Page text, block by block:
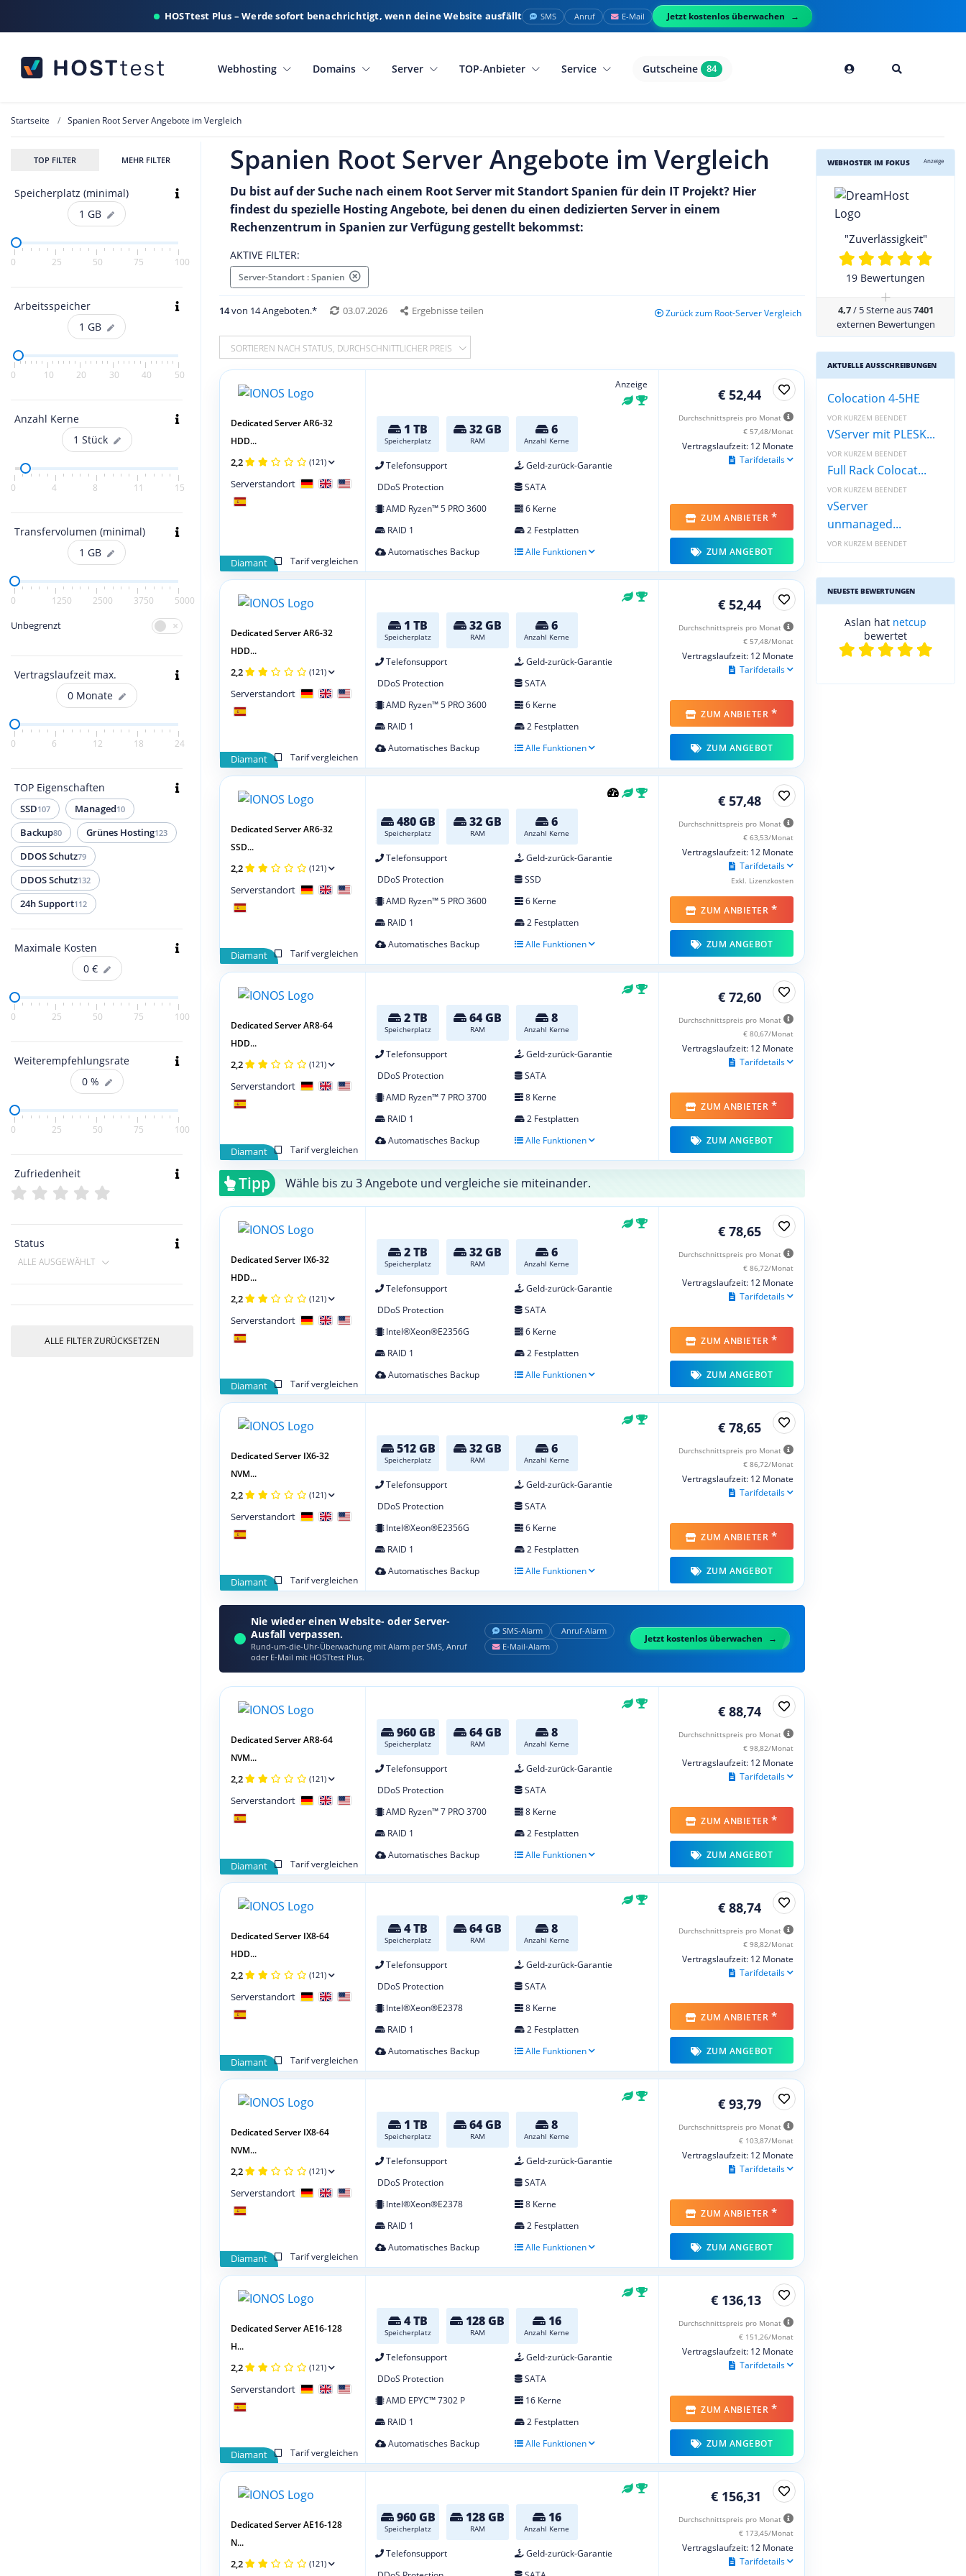
HOSTtest Plus – Werde sofort benachrichtigt, wenn deine Website ausfällt SMS Anruf E-Mail Jetzt kostenlos überwachen
Webhosting Domains Server TOP-Anbieter Service Gutscheine 84
Startseite Spanien Root Server Angebote im Vergleich
TOP FILTER MEHR FILTER
Speicherplatz (minimal)
1 GB
0 25 50 75 100
Arbeitsspeicher
1 GB
0 10 20 30 40 50
Anzahl Kerne
1 Stück
0 4 8 11 15
Transfervolumen (minimal)
1 GB
0 1250 2500 3750 5000
Unbegrenzt
Vertragslaufzeit max.
0 Monate
0 6 12 18 24
TOP Eigenschaften
SSD107 Managed10
Backup80 Grünes Hosting123
DDOS Schutz79
DDOS Schutz132
24h Support112
Maximale Kosten
0 €
0 25 50 75 100
Weiterempfehlungsrate
0 %
0 25 50 75 100
Zufriedenheit
Status
ALLE AUSGEWÄHLT
ALLE FILTER ZURÜCKSETZEN
Spanien Root Server Angebote im Vergleich
Du bist auf der Suche nach einem Root Server mit Standort Spanien für dein IT Projekt? Hier
findest du spezielle Hosting Angebote, bei denen du einen dedizierten Server in einem
Rechenzentrum in Spanien zur Verfügung gestellt bekommst:
AKTIVE FILTER:
Server-Standort : Spanien
14von 14 Angeboten.* 03.07.2026 Ergebnisse teilen Zurück zum Root-Server Vergleich
SORTIEREN NACH STATUS, DURCHSCHNITTLICHER PREIS
Anzeige
1 TB
Speicherplatz
32 GB
RAM
6
Anzahl Kerne
Telefonsupport
Geld-zurück-Garantie
DDoS Protection
SATA
AMD Ryzen™ 5 PRO 3600
6 Kerne
RAID 1
2 Festplatten
Automatisches Backup
Alle Funktionen
Diamant
Tarif vergleichen
Dedicated Server AR6-32
HDD...
2,2 (121)
Serverstandort
€ 52,44
Durchschnittspreis pro Monat
€ 57,48/Monat
Vertragslaufzeit: 12 Monate
Tarifdetails
ZUM ANBIETER *
ZUM ANGEBOT
1 TB
Speicherplatz
32 GB
RAM
6
Anzahl Kerne
Telefonsupport
Geld-zurück-Garantie
DDoS Protection
SATA
AMD Ryzen™ 5 PRO 3600
6 Kerne
RAID 1
2 Festplatten
Automatisches Backup
Alle Funktionen
Diamant
Tarif vergleichen
Dedicated Server AR6-32
HDD...
2,2 (121)
Serverstandort
€ 52,44
Durchschnittspreis pro Monat
€ 57,48/Monat
Vertragslaufzeit: 12 Monate
Tarifdetails
ZUM ANBIETER *
ZUM ANGEBOT
480 GB
Speicherplatz
32 GB
RAM
6
Anzahl Kerne
Telefonsupport
Geld-zurück-Garantie
DDoS Protection
SSD
AMD Ryzen™ 5 PRO 3600
6 Kerne
RAID 1
2 Festplatten
Automatisches Backup
Alle Funktionen
Diamant
Tarif vergleichen
Dedicated Server AR6-32
SSD...
2,2 (121)
Serverstandort
€ 57,48
Durchschnittspreis pro Monat
€ 63,53/Monat
Vertragslaufzeit: 12 Monate
Tarifdetails
Exkl. Lizenzkosten
ZUM ANBIETER *
ZUM ANGEBOT
2 TB
Speicherplatz
64 GB
RAM
8
Anzahl Kerne
Telefonsupport
Geld-zurück-Garantie
DDoS Protection
SATA
AMD Ryzen™ 7 PRO 3700
8 Kerne
RAID 1
2 Festplatten
Automatisches Backup
Alle Funktionen
Diamant
Tarif vergleichen
Dedicated Server AR8-64
HDD...
2,2 (121)
Serverstandort
€ 72,60
Durchschnittspreis pro Monat
€ 80,67/Monat
Vertragslaufzeit: 12 Monate
Tarifdetails
ZUM ANBIETER *
ZUM ANGEBOT
Tipp Wähle bis zu 3 Angebote und vergleiche sie miteinander.
2 TB
Speicherplatz
32 GB
RAM
6
Anzahl Kerne
Telefonsupport
Geld-zurück-Garantie
DDoS Protection
SATA
Intel®Xeon®E2356G
6 Kerne
RAID 1
2 Festplatten
Automatisches Backup
Alle Funktionen
Diamant
Tarif vergleichen
Dedicated Server IX6-32
HDD...
2,2 (121)
Serverstandort
€ 78,65
Durchschnittspreis pro Monat
€ 86,72/Monat
Vertragslaufzeit: 12 Monate
Tarifdetails
ZUM ANBIETER *
ZUM ANGEBOT
512 GB
Speicherplatz
32 GB
RAM
6
Anzahl Kerne
Telefonsupport
Geld-zurück-Garantie
DDoS Protection
SATA
Intel®Xeon®E2356G
6 Kerne
RAID 1
2 Festplatten
Automatisches Backup
Alle Funktionen
Diamant
Tarif vergleichen
Dedicated Server IX6-32
NVM...
2,2 (121)
Serverstandort
€ 78,65
Durchschnittspreis pro Monat
€ 86,72/Monat
Vertragslaufzeit: 12 Monate
Tarifdetails
ZUM ANBIETER *
ZUM ANGEBOT
Nie wieder einen Website- oder Server-
Ausfall verpassen.
Rund-um-die-Uhr-Überwachung mit Alarm per SMS, Anruf
oder E‑Mail mit HOSTtest Plus.
SMS‑Alarm
Anruf‑Alarm
E‑Mail‑Alarm
Jetzt kostenlos überwachen
960 GB
Speicherplatz
64 GB
RAM
8
Anzahl Kerne
Telefonsupport
Geld-zurück-Garantie
DDoS Protection
SATA
AMD Ryzen™ 7 PRO 3700
8 Kerne
RAID 1
2 Festplatten
Automatisches Backup
Alle Funktionen
Diamant
Tarif vergleichen
Dedicated Server AR8-64
NVM...
2,2 (121)
Serverstandort
€ 88,74
Durchschnittspreis pro Monat
€ 98,82/Monat
Vertragslaufzeit: 12 Monate
Tarifdetails
ZUM ANBIETER *
ZUM ANGEBOT
4 TB
Speicherplatz
64 GB
RAM
8
Anzahl Kerne
Telefonsupport
Geld-zurück-Garantie
DDoS Protection
SATA
Intel®Xeon®E2378
8 Kerne
RAID 1
2 Festplatten
Automatisches Backup
Alle Funktionen
Diamant
Tarif vergleichen
Dedicated Server IX8-64
HDD...
2,2 (121)
Serverstandort
€ 88,74
Durchschnittspreis pro Monat
€ 98,82/Monat
Vertragslaufzeit: 12 Monate
Tarifdetails
ZUM ANBIETER *
ZUM ANGEBOT
1 TB
Speicherplatz
64 GB
RAM
8
Anzahl Kerne
Telefonsupport
Geld-zurück-Garantie
DDoS Protection
SATA
Intel®Xeon®E2378
8 Kerne
RAID 1
2 Festplatten
Automatisches Backup
Alle Funktionen
Diamant
Tarif vergleichen
Dedicated Server IX8-64
NVM...
2,2 (121)
Serverstandort
€ 93,79
Durchschnittspreis pro Monat
€ 103,87/Monat
Vertragslaufzeit: 12 Monate
Tarifdetails
ZUM ANBIETER *
ZUM ANGEBOT
4 TB
Speicherplatz
128 GB
RAM
16
Anzahl Kerne
Telefonsupport
Geld-zurück-Garantie
DDoS Protection
SATA
AMD EPYC™ 7302 P
16 Kerne
RAID 1
2 Festplatten
Automatisches Backup
Alle Funktionen
Diamant
Tarif vergleichen
Dedicated Server AE16-128
H...
2,2 (121)
Serverstandort
€ 136,13
Durchschnittspreis pro Monat
€ 151,26/Monat
Vertragslaufzeit: 12 Monate
Tarifdetails
ZUM ANBIETER *
ZUM ANGEBOT
960 GB
Speicherplatz
128 GB
RAM
16
Anzahl Kerne
Telefonsupport
Geld-zurück-Garantie
Dedicated Server AE16-128
N...
2,2 (121)
€ 156,31
Durchschnittspreis pro Monat
€ 173,45/Monat
Vertragslaufzeit: 12 Monate
Tarifdetails
WEBHOSTER IM FOKUS Anzeige
"Zuverlässigkeit"
19 Bewertungen
+
4,7/ 5 Sterne aus7401
externen Bewertungen
AKTUELLE AUSSCHREIBUNGEN
Colocation 4-5HE
VOR KURZEM BEENDET
VServer mit PLESK...
VOR KURZEM BEENDET
Full Rack Colocat...
VOR KURZEM BEENDET
vServer
unmanaged...
VOR KURZEM BEENDET
NEUESTE BEWERTUNGEN
Aslan hat netcup
bewertet